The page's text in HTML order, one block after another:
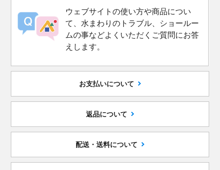
ウェブサイトの使い方や商品につい
て、水まわりのトラブル、ショールー
ムの事などよくいただくご質問にお答
えします。
お支払いについて
返品について
配送・送料について